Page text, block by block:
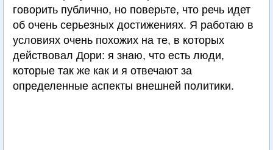
говорить публично, но поверьте, что речь идет
об очень серьезных достижениях. Я работаю в
условиях очень похожих на те, в которых
действовал Дори: я знаю, что есть люди,
которые так же как и я отвечают за
определенные аспекты внешней политики.